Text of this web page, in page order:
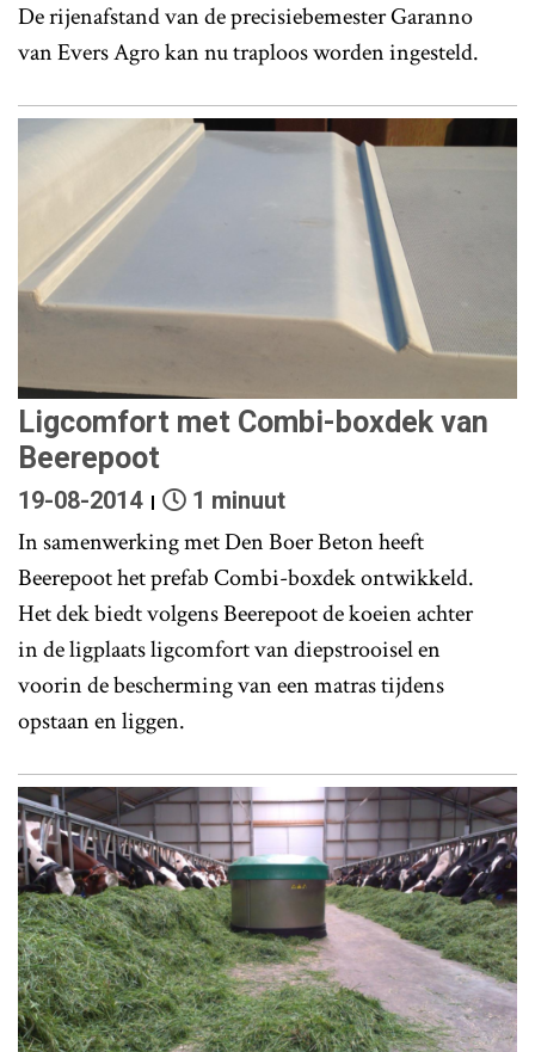
De rijenafstand van de precisiebemester Garanno
van Evers Agro kan nu traploos worden ingesteld.
Ligcomfort met Combi-boxdek van
Beerepoot
19-08-2014 1 minuut
In samenwerking met Den Boer Beton heeft
Beerepoot het prefab Combi-boxdek ontwikkeld.
Het dek biedt volgens Beerepoot de koeien achter
in de ligplaats ligcomfort van diepstrooisel en
voorin de bescherming van een matras tijdens
opstaan en liggen.